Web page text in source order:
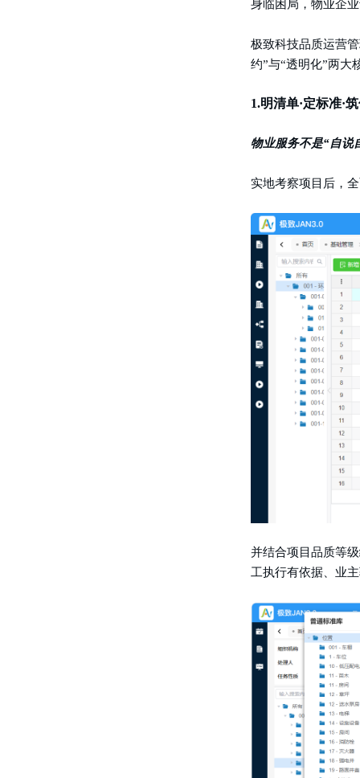
身临困局，物业企
极致科技品质运营
约”与“透明化”两大
1.明清单·定标准·
物业服务不是“自说
实地考察项目后，
并结合项目品质等级
工执行有依据、业